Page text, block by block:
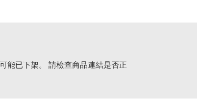
能已下架。 請檢查商品連結是否正